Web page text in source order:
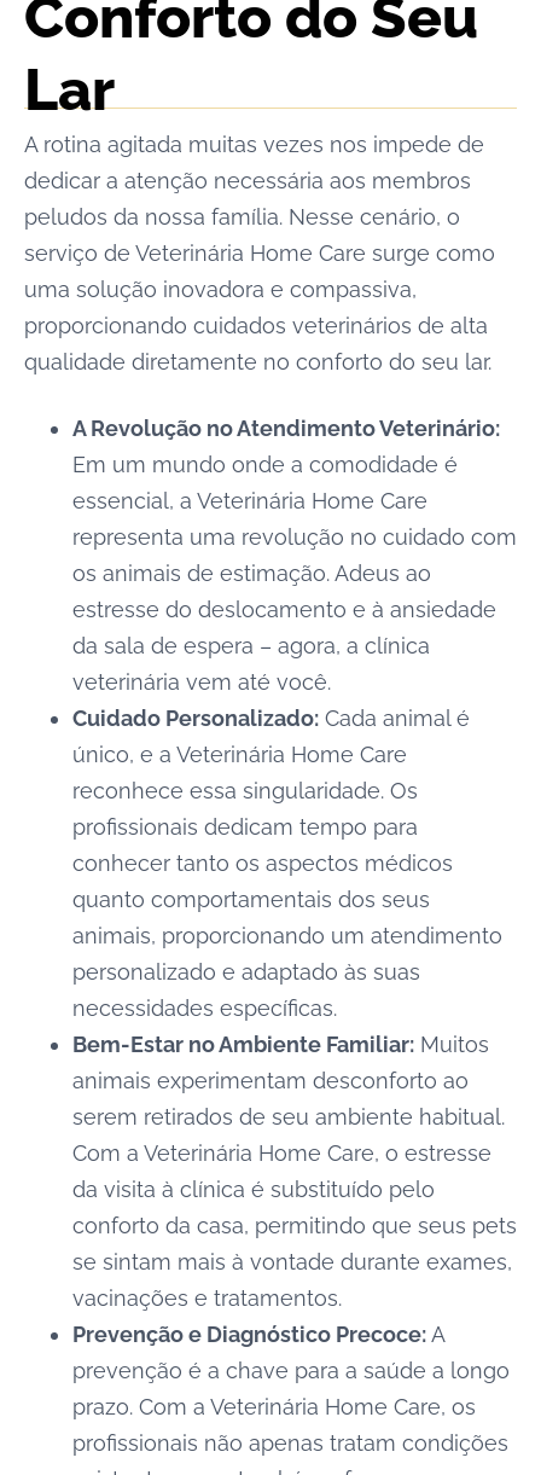
Conforto do Seu
Lar
A rotina agitada muitas vezes nos impede de
dedicar a atenção necessária aos membros
peludos da nossa família. Nesse cenário, o
serviço de Veterinária Home Care surge como
uma solução inovadora e compassiva,
proporcionando cuidados veterinários de alta
qualidade diretamente no conforto do seu lar.
A Revolução no Atendimento Veterinário:
Em um mundo onde a comodidade é
essencial, a Veterinária Home Care
representa uma revolução no cuidado com
os animais de estimação. Adeus ao
estresse do deslocamento e à ansiedade
da sala de espera – agora, a clínica
veterinária vem até você.
Cuidado Personalizado: Cada animal é
único, e a Veterinária Home Care
reconhece essa singularidade. Os
profissionais dedicam tempo para
conhecer tanto os aspectos médicos
quanto comportamentais dos seus
animais, proporcionando um atendimento
personalizado e adaptado às suas
necessidades específicas.
Bem-Estar no Ambiente Familiar: Muitos
animais experimentam desconforto ao
serem retirados de seu ambiente habitual.
Com a Veterinária Home Care, o estresse
da visita à clínica é substituído pelo
conforto da casa, permitindo que seus pets
se sintam mais à vontade durante exames,
vacinações e tratamentos.
Prevenção e Diagnóstico Precoce:A
prevenção é a chave para a saúde a longo
prazo. Com a Veterinária Home Care, os
profissionais não apenas tratam condições